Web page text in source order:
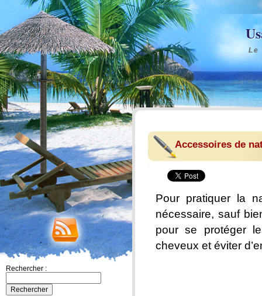
Le
Accessoires de
Pour pratiquer la
nécessaire, sauf
pour se protéger
cheveux et éviter
Rechercher :